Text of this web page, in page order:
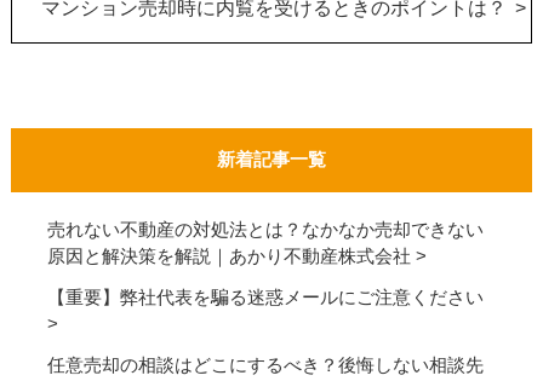
マンション売却時に内覧を受けるときのポイントは？
新着記事一覧
売れない不動産の対処法とは？なかなか売却できない
原因と解決策を解説｜あかり不動産株式会社
【重要】弊社代表を騙る迷惑メールにご注意ください
任意売却の相談はどこにするべき？後悔しない相談先